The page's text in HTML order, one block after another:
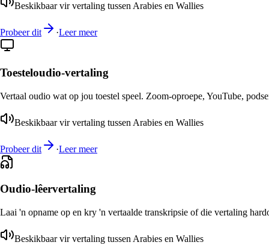
Beskikbaar vir vertaling tussen Arabies en Wallies
Probeer dit ·Leer meer
Toesteloudio-vertaling
Vertaal oudio wat op jou toestel speel. Zoom-oproepe, YouTube,
Beskikbaar vir vertaling tussen Arabies en Wallies
Probeer dit ·Leer meer
Oudio-lêervertaling
Laai 'n opname op en kry 'n vertaalde transkripsie of die vertaling
Beskikbaar vir vertaling tussen Arabies en Wallies